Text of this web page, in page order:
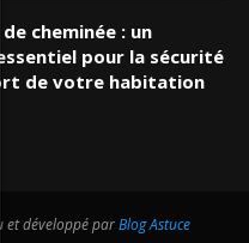
cheminée : un
pour la sécurité
de votre habitation
et développé parBlog Astuce